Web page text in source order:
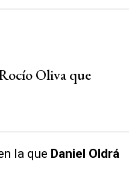
Oliva que
la que Daniel Oldrá